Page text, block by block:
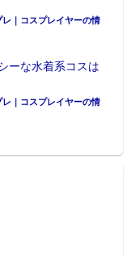
レ｜コスプレイヤーの情
ーな水着系コスは
レ｜コスプレイヤーの情